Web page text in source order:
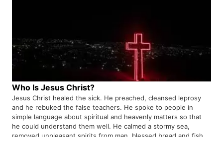
Who Is Jesus Christ?
Jesus Christ healed the sick. He preached, cleansed leprosy
and he rebuked the false teachers. He spoke to people in
simple language about spiritual and heavenly matters so that
he could understand them well. He calmed a stormy sea,
removed unpleasant spirits from man, blessed bread and fish,